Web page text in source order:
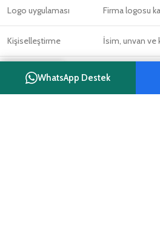
Logo uygulaması Firma logosu
Kişiselleştirme İsim, unvan ve
Kullanım alanı İç mekân,
WishlistCartMy account
WhatsApp Destek